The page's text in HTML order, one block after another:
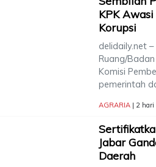
KPK
Korupsi
delidaily.net
Ruang/
Komisi
pemerintah
AGRARIA | 2 hari
Jabar
Daerah